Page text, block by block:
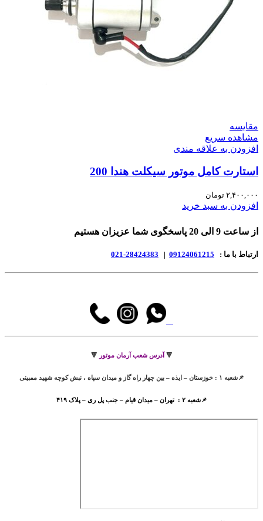
مقایسه
مشاهده سریع
افزودن به علاقه مندی
استارت کامل موتور سیکلت هندا 200
۲,۴۰۰,۰۰۰ تومان
افزودن به سبد خرید
از ساعت 9 الی 20 پاسخگوی شما عزیزان هستیم
ارتباط با ما : 09124061215
|
28424383-021
🔻 آدرس شعب آرمان موتور 🔻
📌شعبه ۱ : خوزستان – ایذه – بین چهار راه گاز و میدان سپاه ، نبش کوچه شهید ممبینی
📌شعبه ۲ : تهران – میدان قیام – جنب پل ری – پلاک ۴۱۹